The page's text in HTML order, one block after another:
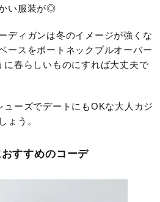
い服装が◎
ディガンは冬のイメージが強くな
ースをボートネックプルオーバー
春らしいものにすれば大丈夫で
ーズでデートにもOKな大人カジ
ょう。
すすめのコーデ